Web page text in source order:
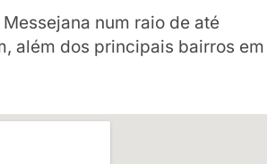
num raio de até
além dos principais bairros em